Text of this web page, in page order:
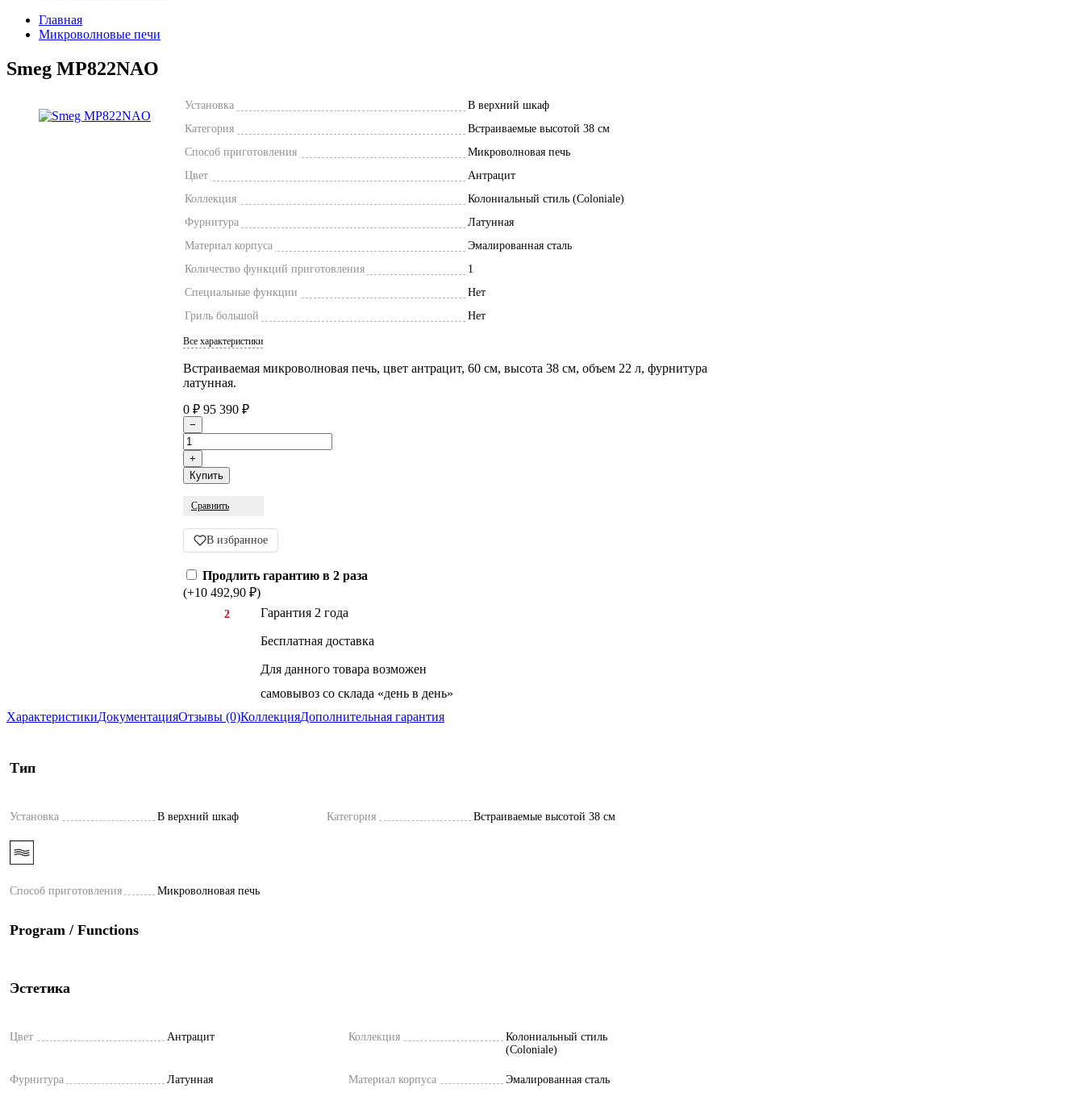
Главная
Микроволновые печи
Smeg MP822NAO
Установка
В верхний шкаф
Категория
Встраиваемые высотой 38 см
Способ приготовления
Микроволновая печь
Цвет
Антрацит
Коллекция
Колониальный стиль (Coloniale)
Фурнитура
Латунная
Материал корпуса
Эмалированная сталь
Количество функций приготовления
1
Специальные функции
Нет
Гриль большой
Нет
Все характеристики
Встраиваемая микроволновая печь, цвет антрацит, 60 см, высота 38 см, объем 22 л, фурнитура
латунная.
0 ₽ 95 390 ₽
Сравнить
В избранное
Продлить гарантию в 2 раза
(+10 492,90 ₽)
2 Гарантия 2 года
Бесплатная доставка
Для данного товара возможен
самовывоз со склада «день в день»
ХарактеристикиДокументацияОтзывы (0)КоллекцияДополнительная гарантия
Тип
Установка В верхний шкаф Категория Встраиваемые высотой 38 см
Способ приготовления Микроволновая печь
Program / Functions
Эстетика
Цвет Антрацит Коллекция
Колониальный стиль
(Coloniale)
Фурнитура Латунная Материал корпуса Эмалированная сталь